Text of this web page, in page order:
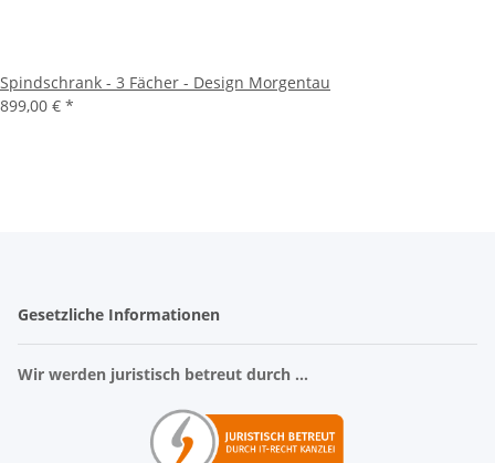
Spindschrank - 3 Fächer - Design Morgentau
899,00 € *
Gesetzliche Informationen
Wir werden juristisch betreut durch ...